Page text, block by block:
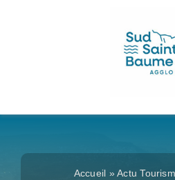
COMPRENDRE
CONNAITRE SON
Accueil »Actu